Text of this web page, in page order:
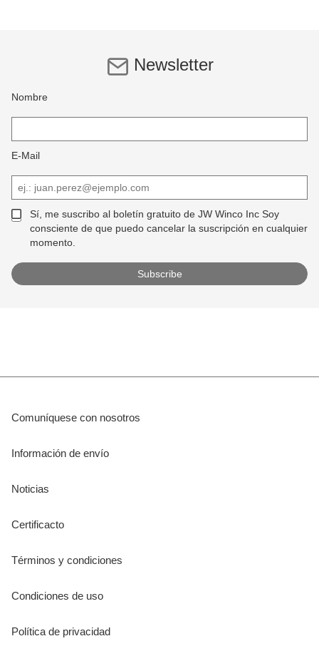
Newsletter
Nombre
E-Mail
Sí, me suscribo al boletín gratuito de JW Winco Inc Soy
consciente de que puedo cancelar la suscripción en cualquier
momento.
Comuníquese con nosotros
Información de envío
Noticias
Certificacto
Términos y condiciones
Condiciones de uso
Política de privacidad